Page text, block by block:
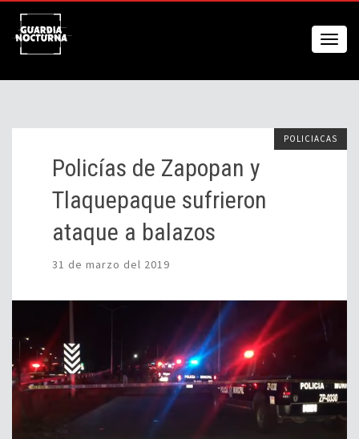
POLICIACAS
Policías de Zapopan y
Tlaquepaque sufrieron
ataque a balazos
31 de marzo del 2019